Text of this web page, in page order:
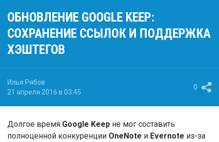
ОБНОВЛЕНИЕ GOOGLE KEEP:
СОХРАНЕНИЕ ССЫЛОК И ПОДДЕРЖКА
ХЭШТЕГОВ
Илья Рябов
21 апреля 2016 в 03:45
0
Долгое время Google Keep не мог составить
полноценной конкуренции OneNote и Evernote из-за